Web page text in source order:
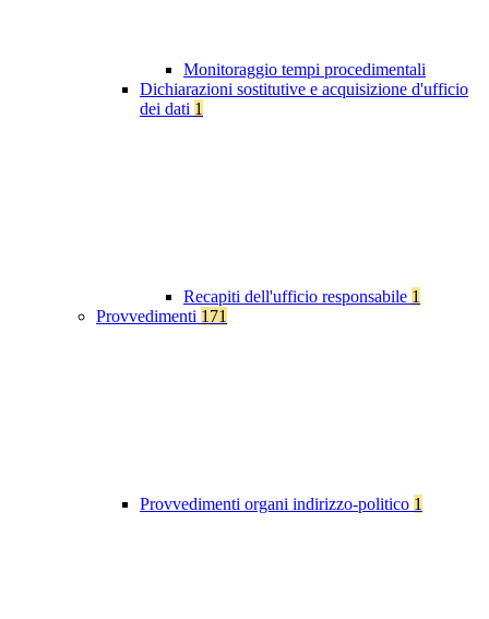
Monitoraggio tempi procedimentali
Dichiarazioni sostitutive e acquisizione d'ufficio
dei dati 1
Recapiti dell'ufficio responsabile 1
Provvedimenti 171
Provvedimenti organi indirizzo-politico 1